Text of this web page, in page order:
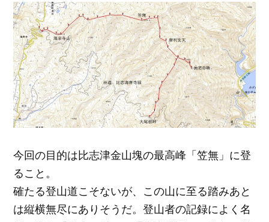
今回の目的は比志津金山塊の最高峰「笠無」に登
ること。
確たる登山道こそないが、この山に至る踏みあと
は縦横無尽にありそうだ。登山者の記録によく名